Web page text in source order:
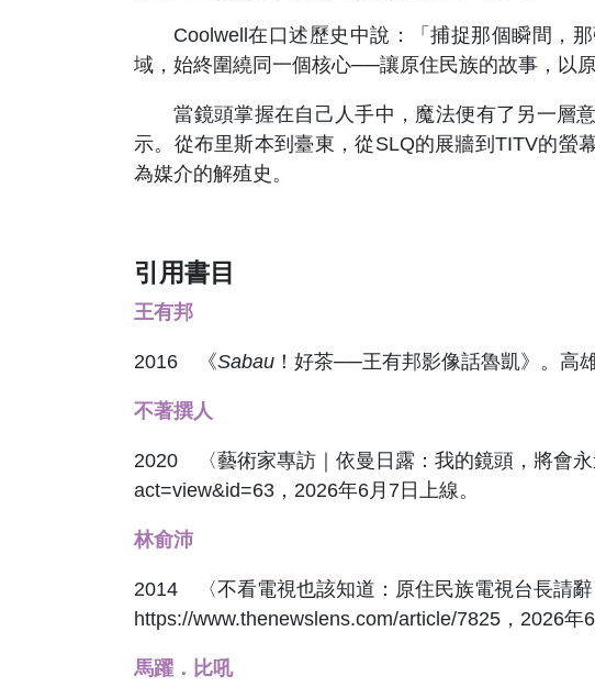
Coolwell在口述歷史中說：「捕捉那個瞬間，那
域，始終圍繞同一個核心──讓原住民族的故事，以
當鏡頭掌握在自己人手中，魔法便有了另一層意
示。從布里斯本到臺東，從SLQ的展牆到TITV的螢
為媒介的解殖史。
引用書目
王有邦
2016 《Sabau ！好茶──王有邦影像話魯凱》。高
不著撰人
2020 〈藝術家專訪｜依曼日露：我的鏡頭，將會
act=view&id=63，2026年6月7日上線。
林俞沛
2014 〈不看電視也該知道：原住民族電視台長請
https://www.thenewslens.com/article/7825，2026年6
馬躍．比吼